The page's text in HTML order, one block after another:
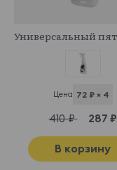
Цена 72 ₽ × 4
410 ₽ 287 ₽
В корзину